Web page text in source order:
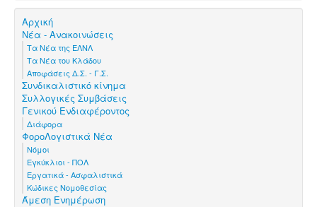
Αρχική
Νέα - Ανακοινώσεις
Τα Νέα της ΕΛΝΛ
Τα Νέα του Κλάδου
Αποφάσεις Δ.Σ. - Γ.Σ.
Συνδικαλιστικό κίνημα
Συλλογικές Συμβάσεις
Γενικού Ενδιαφέροντος
Διάφορα
ΦοροΛογιστικά Νέα
Νόμοι
Εγκύκλιοι - ΠΟΛ
Εργατικά - Ασφαλιστικά
Κώδικες Νομοθεσίας
Άμεση Ενημέρωση